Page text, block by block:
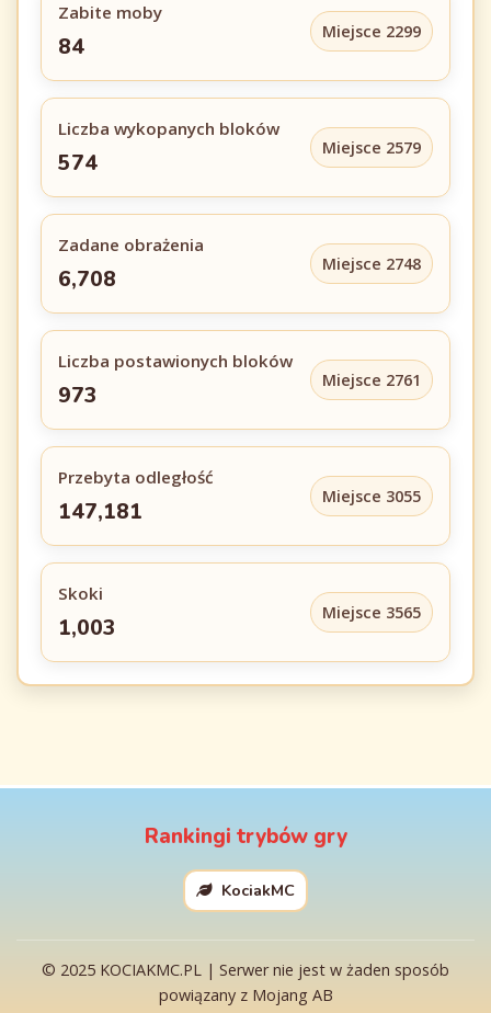
Zabite moby
84
Miejsce 2299
Liczba wykopanych bloków
574
Miejsce 2579
Zadane obrażenia
6,708
Miejsce 2748
Liczba postawionych bloków
973
Miejsce 2761
Przebyta odległość
147,181
Miejsce 3055
Skoki
1,003
Miejsce 3565
Rankingi trybów gry
KociakMC
© 2025 KOCIAKMC.PL | Serwer nie jest w żaden sposób
powiązany z Mojang AB